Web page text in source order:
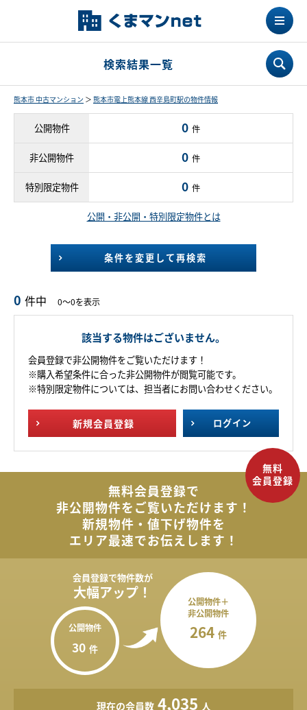
検索結果一覧
熊本市 中古マンション ＞ 熊本市電上熊本線 西辛島町駅の物件情報
公開物件 0 件
非公開物件 0 件
特別限定物件 0 件
公開・非公開・特別限定物件とは
条件を変更して再検索
0 件中 0～0を表示
該当する物件はございません。
会員登録で非公開物件をご覧いただけます！
※購入希望条件に合った非公開物件が閲覧可能です。
※特別限定物件については、担当者にお問い合わせください。
新規会員登録 ログイン
無料会員登録で
非公開物件をご覧いただけます！
新規物件・値下げ物件を
エリア最速でお伝えします！
会員登録で物件数が
大幅アップ！
公開物件
30 件
公開物件＋
非公開物件
264 件
現在の会員数 4,035 人